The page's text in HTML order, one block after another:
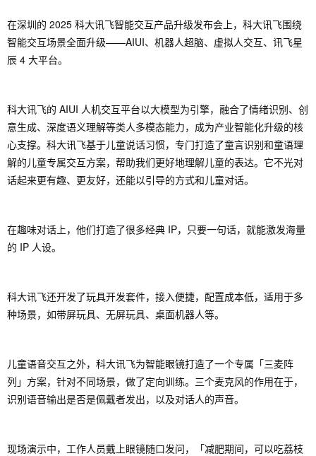
在深圳的 2025 科大讯飞智能交互产品升级发布会上，科大讯飞围绕
智能交互场景全面升级——AIUI、机器人超脑、虚拟人交互、讯飞星
辰 4 大平台。
科大讯飞的 AIUI 人机交互平台以大模型为引擎，融合了情绪识别、创
意生成、深度语义理解等类人多模态能力，成为产业智能化升级的核
心支撑。科大讯飞基于儿童说话习惯，专门打造了童言识别和童语理
解的儿童专属交互方案，帮助我们更好地理解儿童的表达。它不光对
话起来更有趣、更友好，还能以引导的方式和儿童对话。
在趣味对话上，他们打造了很多经典 IP，只要一句话，就能激发海量
的 IP 人设。
科大讯飞还开发了玩具开发套件，接入便捷，配置成本低，适用于多
种场景，如带屏玩具、无屏玩具、桌面机器人等。
儿童语音交互之外，科大讯飞为智能眼镜打造了一个专属「三麦阵
列」方案，针对不同场景，做了定向训练。三个麦克风的作用在于，
识别语音输出是否是佩戴者发出，以及对话人的声音。
现场演示中，工作人员戴上眼镜随口发问，「减肥期间，可以吃荔枝